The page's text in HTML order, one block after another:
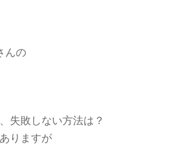
んの
失敗しない方法は？
りますが